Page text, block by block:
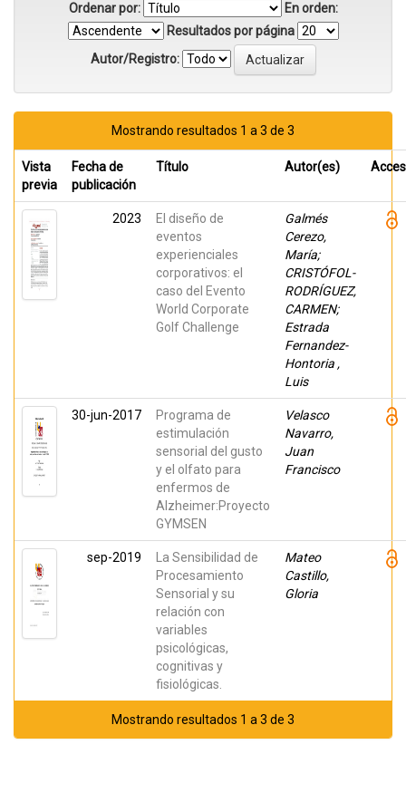
Ordenar por:
En orden:
Resultados por página
Autor/Registro:
Mostrando resultados 1 a 3 de 3
Vista
previa
Fecha de
publicación
Título Autor(es)
2023
El diseño de
eventos
experienciales
corporativos: el
caso del Evento
World Corporate
Golf Challenge
Galmés
Cerezo,
María;
CRISTÓFOL-
RODRÍGUEZ,
CARMEN;
Estrada
Fernandez-
Hontoria ,
Luis
30-jun-2017
Programa de
estimulación
sensorial del gusto
y el olfato para
enfermos de
Alzheimer:Proyecto
GYMSEN
Velasco
Navarro,
Juan
Francisco
sep-2019
La Sensibilidad de
Procesamiento
Sensorial y su
relación con
variables
psicológicas,
cognitivas y
fisiológicas.
Mateo
Castillo,
Gloria
Mostrando resultados 1 a 3 de 3